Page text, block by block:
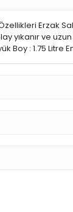
Özellikleri
ve uzun
Boy : 1.75